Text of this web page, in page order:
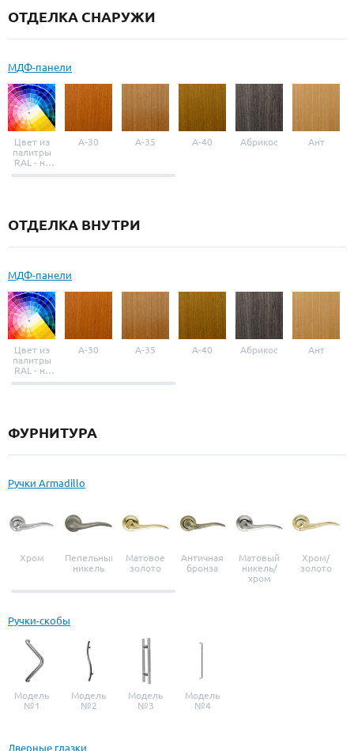
Резиновый уплотнитель
ОТДЕЛКА СНАРУЖИ
МДФ-панели
Цвет из
палитры
RAL - на
выбор
A-30 A-35 A-40 Абрикос Ант
ОТДЕЛКА ВНУТРИ
МДФ-панели
Цвет из
палитры
RAL - на
выбор
A-30 A-35 A-40 Абрикос Ант
ФУРНИТУРА
Ручки Armadillo
Хром
Пепельный
никель
Матовое
золото
Античная
бронза
Матовый
никель/
хром
Хром/
золото
Ручки-скобы
Модель
№1
Модель
№2
Модель
№3
Модель
№4
Дверные глазки